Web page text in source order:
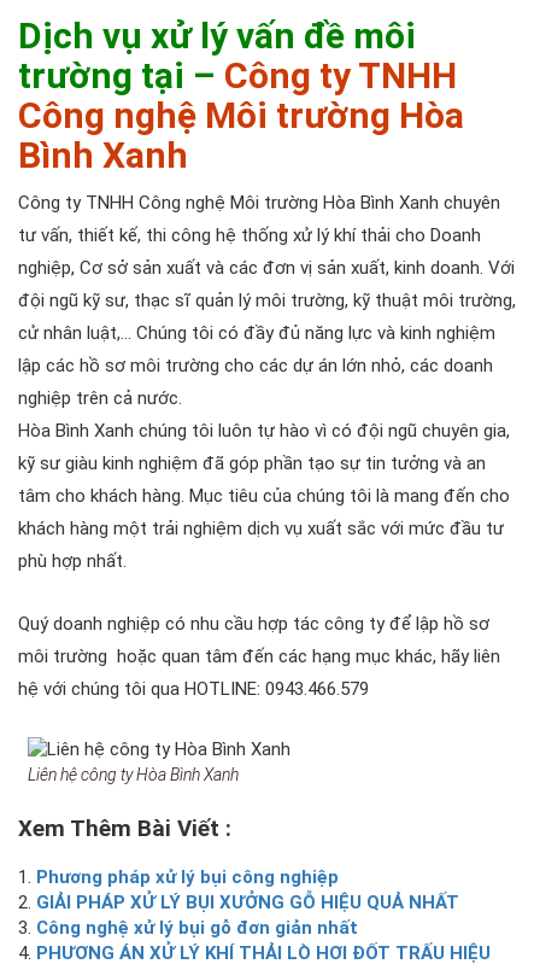
Dịch vụ xử lý vấn đề môi
trường tại – Công ty TNHH
Công nghệ Môi trường Hòa
Bình Xanh
Công ty TNHH Công nghệ Môi trường Hòa Bình Xanh chuyên
tư vấn, thiết kế, thi công hệ thống xử lý khí thải cho Doanh
nghiệp, Cơ sở sản xuất và các đơn vị sản xuất, kinh doanh. Với
đội ngũ kỹ sư, thạc sĩ quản lý môi trường, kỹ thuật môi trường,
cử nhân luật,… Chúng tôi có đầy đủ năng lực và kinh nghiệm
lập các hồ sơ môi trường cho các dự án lớn nhỏ, các doanh
nghiệp trên cả nước.
Hòa Bình Xanh chúng tôi luôn tự hào vì có đội ngũ chuyên gia,
kỹ sư giàu kinh nghiệm đã góp phần tạo sự tin tưởng và an
tâm cho khách hàng. Mục tiêu của chúng tôi là mang đến cho
khách hàng một trải nghiệm dịch vụ xuất sắc với mức đầu tư
phù hợp nhất.
Quý doanh nghiệp có nhu cầu hợp tác công ty để lập hồ sơ
môi trường hoặc quan tâm đến các hạng mục khác, hãy liên
hệ với chúng tôi qua HOTLINE: 0943.466.579
Liên hệ công ty Hòa Bình Xanh
Xem Thêm Bài Viết :
Phương pháp xử lý bụi công nghiệp
GIẢI PHÁP XỬ LÝ BỤI XƯỞNG GỖ HIỆU QUẢ NHẤT
Công nghệ xử lý bụi gỗ đơn giản nhất
PHƯƠNG ÁN XỬ LÝ KHÍ THẢI LÒ HƠI ĐỐT TRẤU HIỆU